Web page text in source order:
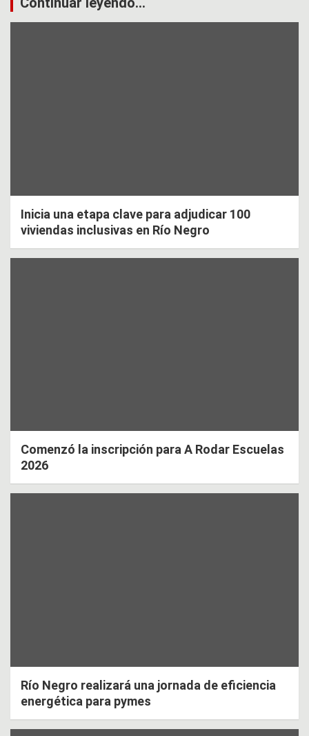
Inicia una etapa clave para adjudicar 100
viviendas inclusivas en Río Negro
Comenzó la inscripción para A Rodar Escuelas
2026
Río Negro realizará una jornada de eficiencia
energética para pymes